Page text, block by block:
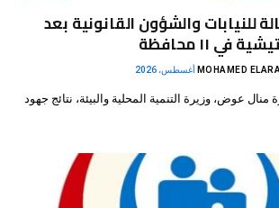
٨١ حالة للنيابات والشؤون القانونية بعد
١١ محافظة
MOHAMED
منال عوض، وزيرة التنمية المحلية والبيئة، نتائج جهود